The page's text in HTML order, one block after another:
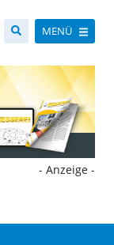
MENÜ
- Anzeige -